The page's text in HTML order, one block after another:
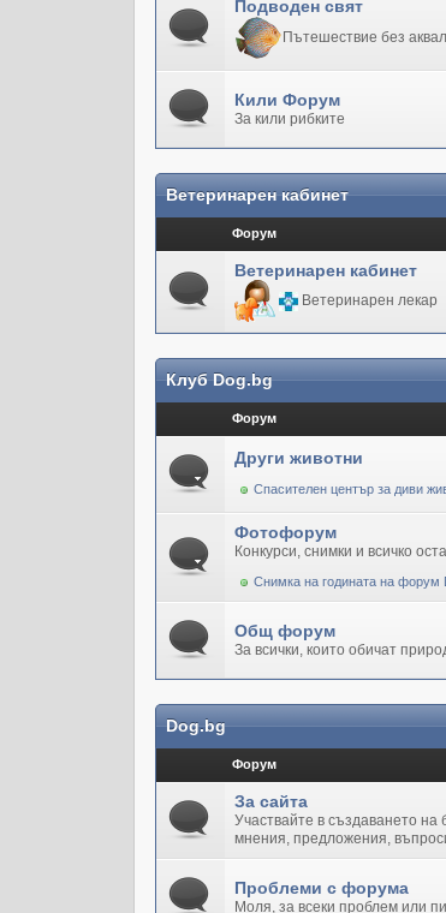
Подводен свят
Пътешествие без
Кили Форум
За кили рибките
Ветеринарен кабинет
Форум
Ветеринарен кабинет
Ветеринарен лекар
Клуб Dog.bg
Форум
Други животни
Спасителен център за диви
Фотофорум
Конкурси, снимки и всичко
Снимка на годината на форум
Общ форум
За всички, които обичат
Dog.bg
Форум
За сайта
Участвайте в създаването
мнения, предложения,
Проблеми с форума
Моля, за всеки проблем или